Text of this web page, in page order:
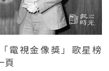
電視金像獎」歌星榜
頁